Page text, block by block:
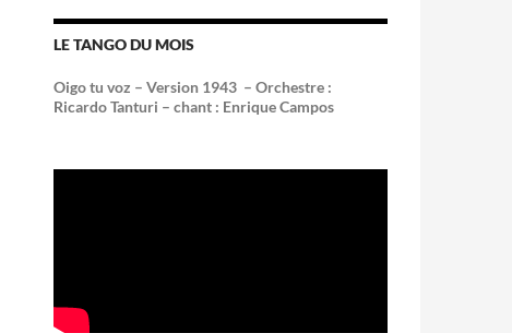
LE TANGO DU MOIS
Oigo tu voz – Version 1943 – Orchestre :
Ricardo Tanturi – chant : Enrique Campos